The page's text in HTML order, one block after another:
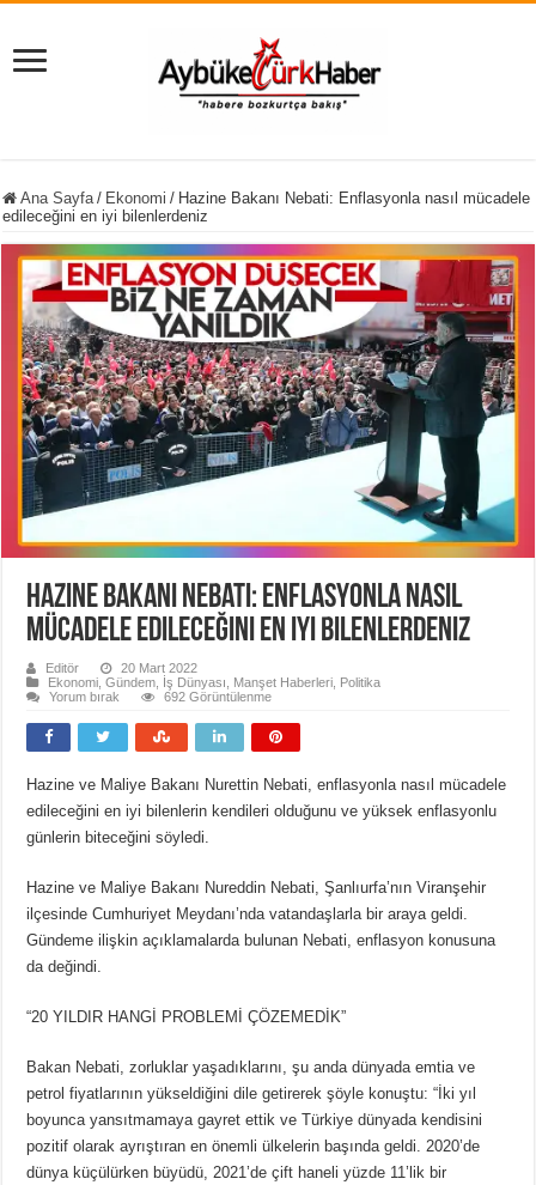
Ana Sayfa / Ekonomi / Hazine Bakanı Nebati: Enflasyonla nasıl mücadele
edileceğini en iyi bilenlerdeniz
Hazine Bakanı Nebati: Enflasyonla nasıl
mücadele edileceğini en iyi bilenlerdeniz
Editör
20 Mart 2022
Ekonomi ,Gündem İş Dünyası Manşet Haberleri Politika
Yorum bırak
692 Görüntülenme
Hazine ve Maliye Bakanı Nurettin Nebati, enflasyonla nasıl mücadele
edileceğini en iyi bilenlerin kendileri olduğunu ve yüksek enflasyonlu
günlerin biteceğini söyledi.
Hazine ve Maliye Bakanı Nureddin Nebati, Şanlıurfa’nın Viranşehir
ilçesinde Cumhuriyet Meydanı’nda vatandaşlarla bir araya geldi.
Gündeme ilişkin açıklamalarda bulunan Nebati, enflasyon konusuna
da değindi.
“20 YILDIR HANGİ PROBLEMİ ÇÖZEMEDİK”
Bakan Nebati, zorluklar yaşadıklarını, şu anda dünyada emtia ve
petrol fiyatlarının yükseldiğini dile getirerek şöyle konuştu: “İki yıl
boyunca yansıtmamaya gayret ettik ve Türkiye dünyada kendisini
pozitif olarak ayrıştıran en önemli ülkelerin başında geldi. 2020’de
dünya küçülürken büyüdü, 2021’de çift haneli yüzde 11’lik bir